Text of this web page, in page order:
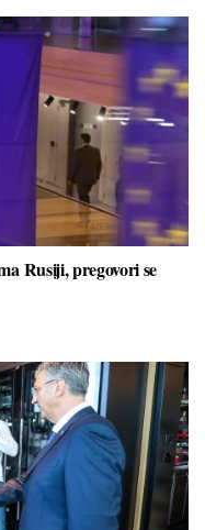
Rusiji, pregovori se